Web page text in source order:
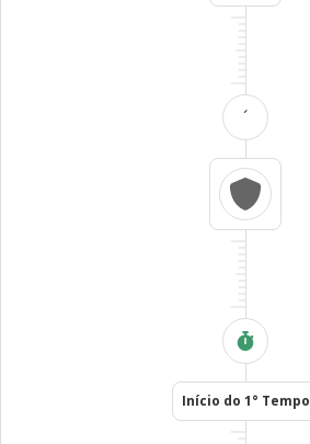
´
Início do 1° Tempo